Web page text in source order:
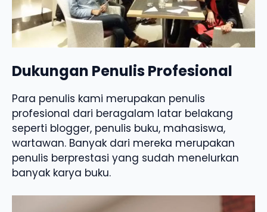
Dukungan Penulis Profesional
Para penulis kami merupakan penulis
profesional dari beragalam latar belakang
seperti blogger, penulis buku, mahasiswa,
wartawan. Banyak dari mereka merupakan
penulis berprestasi yang sudah menelurkan
banyak karya buku.